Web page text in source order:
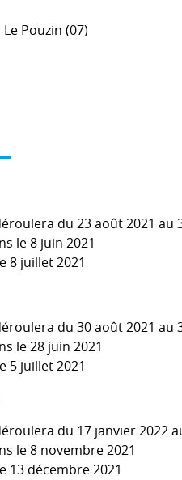
Pouzin (07)
du 23 août 2021 au
le 8 juin 2021
8 juillet 2021
du 30 août 2021 au
le 28 juin 2021
5 juillet 2021
du 17 janvier 2022
le 8 novembre 2021
13 décembre 2021